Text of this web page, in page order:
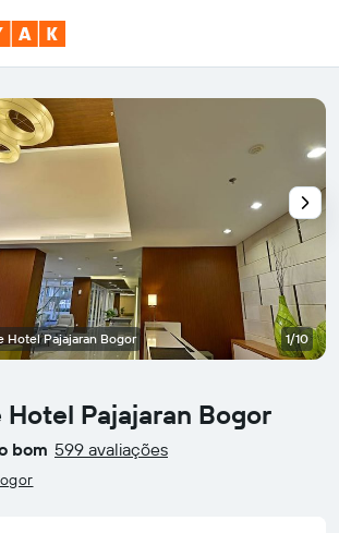
Pajajaran Bogor
bom 599 avaliações
Hotel Pajajaran Bogor 1/10